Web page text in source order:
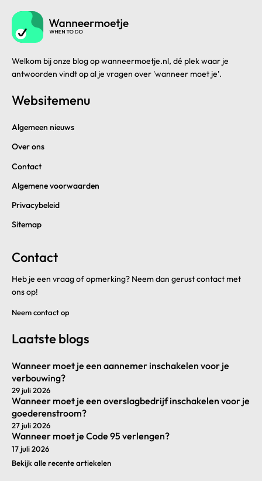
Welkom bij onze blog op wanneermoetje.nl, dé plek waar je
antwoorden vindt op al je vragen over 'wanneer moet je'.
Websitemenu
Algemeen nieuws
Over ons
Contact
Algemene voorwaarden
Privacybeleid
Sitemap
Contact
Heb je een vraag of opmerking? Neem dan gerust contact met
ons op!
Neem contact op
Laatste blogs
Wanneer moet je een aannemer inschakelen voor je
verbouwing?
29 juli 2026
Wanneer moet je een overslagbedrijf inschakelen voor je
goederenstroom?
27 juli 2026
Wanneer moet je Code 95 verlengen?
17 juli 2026
Bekijk alle recente artiekelen